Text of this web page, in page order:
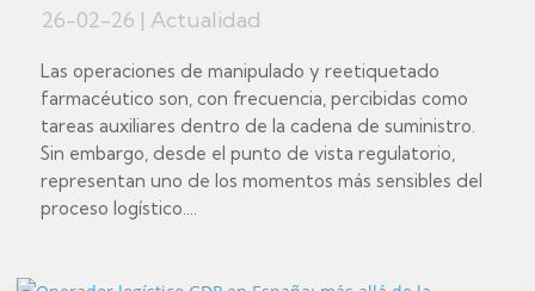
26-02-26 | Actualidad
Las operaciones de manipulado y reetiquetado
farmacéutico son, con frecuencia, percibidas como
tareas auxiliares dentro de la cadena de suministro.
Sin embargo, desde el punto de vista regulatorio,
representan uno de los momentos más sensibles del
proceso logístico....